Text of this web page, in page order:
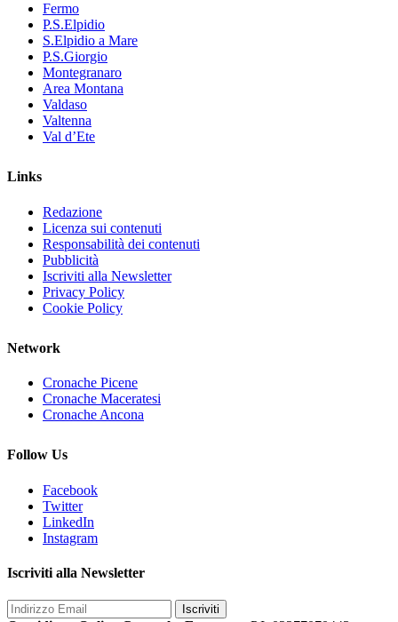
Fermo
P.S.Elpidio
S.Elpidio a Mare
P.S.Giorgio
Montegranaro
Area Montana
Valdaso
Valtenna
Val d’Ete
Links
Redazione
Licenza sui contenuti
Responsabilità dei contenuti
Pubblicità
Iscriviti alla Newsletter
Privacy Policy
Cookie Policy
Network
Cronache Picene
Cronache Maceratesi
Cronache Ancona
Follow Us
Facebook
Twitter
LinkedIn
Instagram
Iscriviti alla Newsletter
Iscriviti